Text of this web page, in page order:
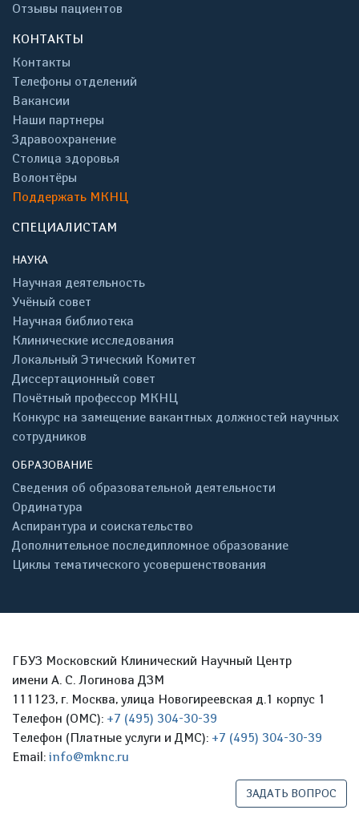
Отзывы пациентов
КОНТАКТЫ
Контакты
Телефоны отделений
Вакансии
Наши партнеры
Здравоохранение
Столица здоровья
Волонтёры
Поддержать МКНЦ
СПЕЦИАЛИСТАМ
НАУКА
Научная деятельность
Учёный совет
Научная библиотека
Клинические исследования
Локальный Этический Комитет
Диссертационный совет
Почётный профессор МКНЦ
Конкурс на замещение вакантных должностей научных
сотрудников
ОБРАЗОВАНИЕ
Сведения об образовательной деятельности
Ординатура
Аспирантура и соискательство
Дополнительное последипломное образование
Циклы тематического усовершенствования
ГБУЗ Московский Клинический Научный Центр
имени А. С. Логинова ДЗМ
111123, г. Москва, улица Новогиреевская д.1 корпус 1
Телефон (ОМС): +7 (495) 304-30-39
Телефон (Платные услуги и ДМС): +7 (495) 304-30-39
Email: info@mknc.ru
ЗАДАТЬ ВОПРОС